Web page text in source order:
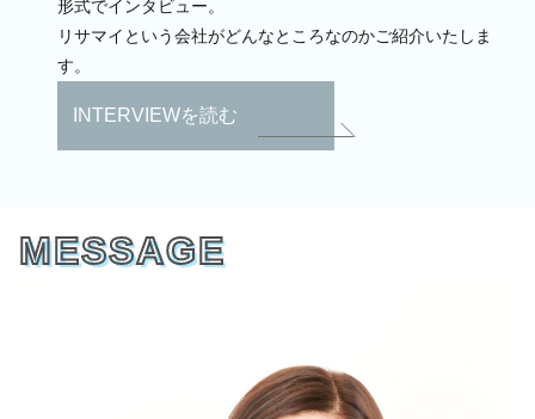
形式でインタビュー。
リサマイという会社がどんなところなのかご紹介いたしま
す。
INTERVIEWを読む
MESSAGE